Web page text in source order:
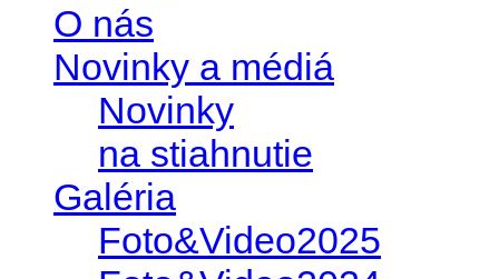
O nás
Novinky a médiá
Novinky
na stiahnutie
Galéria
Foto&Video2025